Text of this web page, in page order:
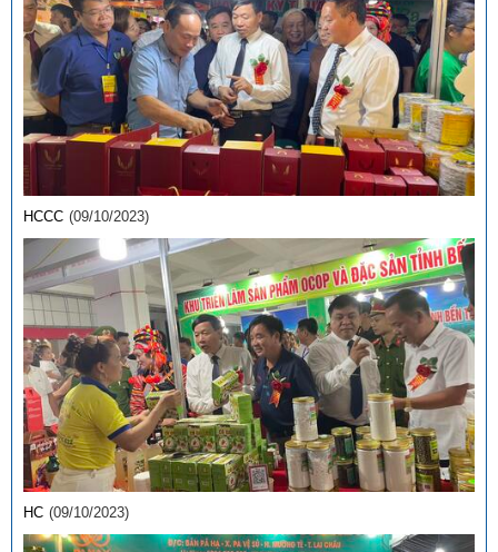
HCCC (09/10/2023)
HC (09/10/2023)